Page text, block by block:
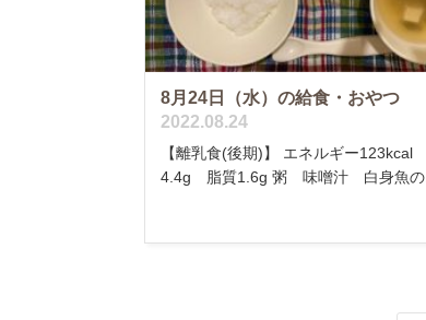
8月24日（水）の給食・おやつ
2022.08.24
【離乳食(後期)】 エネルギー
4.4g 脂質1.6g 粥 味噌汁 白身魚の